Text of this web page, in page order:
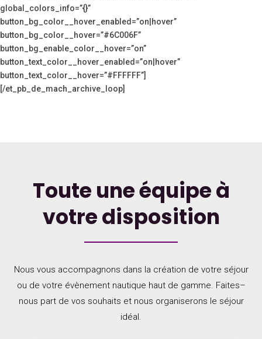
global_colors_info=”{}”
button_bg_color__hover_enabled=”on|hover”
button_bg_color__hover=”#6C006F”
button_bg_enable_color__hover=”on”
button_text_color__hover_enabled=”on|hover”
button_text_color__hover=”#FFFFFF”]
[/et_pb_de_mach_archive_loop]
Toute une équipe à
votre disposition
Nous vous accompagnons dans la création de votre séjour
ou de votre évènement nautique haut de gamme. Faites–
nous part de vos souhaits et nous organiserons le séjour
idéal.